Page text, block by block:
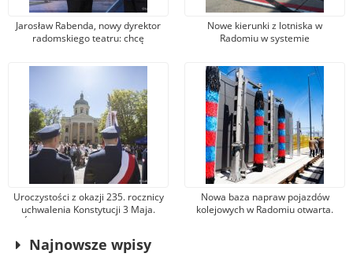
Jarosław Rabenda, nowy dyrektor
radomskiego teatru: chcę
publiczność
Nowe kierunki z lotniska w
Radomiu w systemie
Londynu. Ale… szybko znikły
Uroczystości z okazji 235. rocznicy
uchwalenia Konstytucji 3 Maja.
„Święto przypomina o odwadze,
twórców”.
Nowa baza napraw pojazdów
kolejowych w Radomiu otwarta.
Najnowsze wpisy